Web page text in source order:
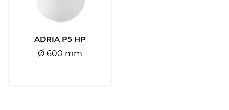
ADRIA P5 HP
Ø 600 mm